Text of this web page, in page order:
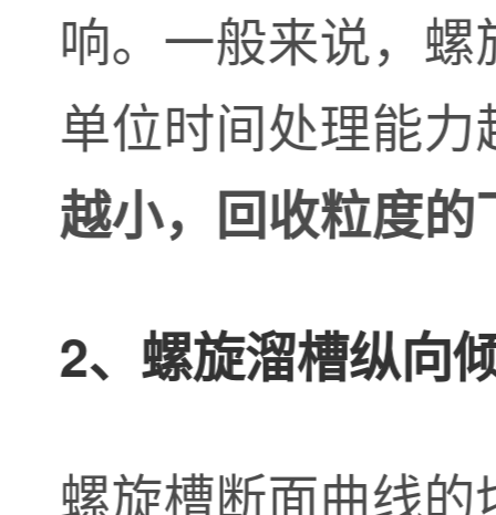
响。一般来说，螺
单位时间处理能力
越小，回收粒度
2、螺旋溜槽纵向
螺旋槽断面曲线